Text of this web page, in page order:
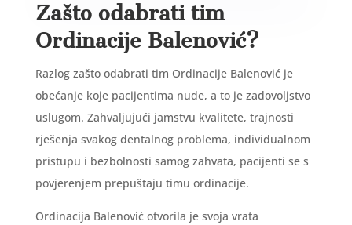
Zašto odabrati tim
Ordinacije Balenović?
Razlog zašto odabrati tim Ordinacije Balenović je
obećanje koje pacijentima nude, a to je zadovoljstvo
uslugom. Zahvaljujući jamstvu kvalitete, trajnosti
rješenja svakog dentalnog problema, individualnom
pristupu i bezbolnosti samog zahvata, pacijenti se s
povjerenjem prepuštaju timu ordinacije.
Ordinacija Balenović otvorila je svoja vrata